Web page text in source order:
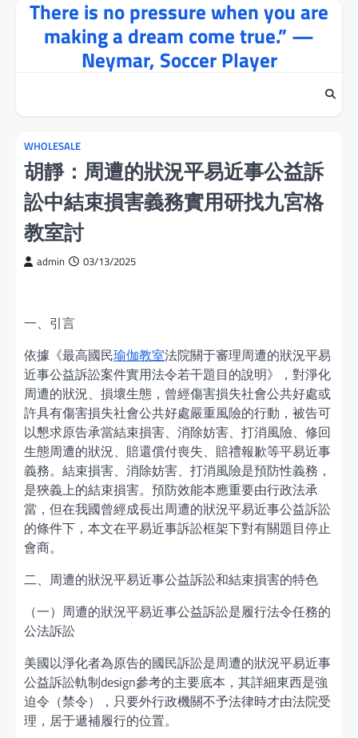
There is no pressure when you are
making a dream come true.” —
Neymar, Soccer Player
WHOLESALE
胡靜：周遭的狀況平易近事公益訴
訟中結束損害義務實用研找九宮格
教室討
admin 03/13/2025
一、引言
依據《最高國民瑜伽教室法院關于審理周遭的狀況平易
近事公益訴訟案件實用法令若干題目的說明》，對淨化
周遭的狀況、損壞生態，曾經傷害損失社會公共好處或
許具有傷害損失社會公共好處嚴重風險的行動，被告可
以懇求原告承當結束損害、消除妨害、打消風險、修回
生態周遭的狀況、賠還償付喪失、賠禮報歉等平易近事
義務。結束損害、消除妨害、打消風險是預防性義務，
是狹義上的結束損害。預防效能本應重要由行政法承
當，但在我國曾經成長出周遭的狀況平易近事公益訴訟
的條件下，本文在平易近事訴訟框架下對有關題目停止
會商。
二、周遭的狀況平易近事公益訴訟和結束損害的特色
（一）周遭的狀況平易近事公益訴訟是履行法令任務的
公法訴訟
美國以淨化者為原告的國民訴訟是周遭的狀況平易近事
公益訴訟軌制design參考的主要底本，其詳細東西是強
迫令（禁令），只要外行政機關不予法律時才由法院受
理，居于遞補履行的位置。